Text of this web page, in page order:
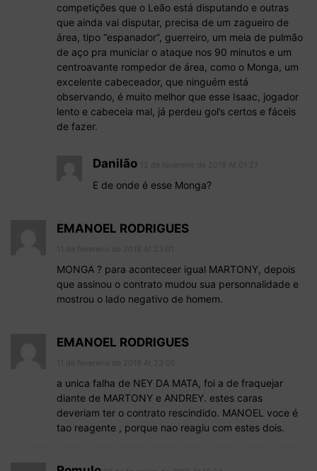
competições que o Leão está disputando e outras
que ainda vai disputar, precisa de um zagueiro de
área, tipo “espanador”, guerreiro, um meia de pulmão
de aço pra municiar o ataque nos 90 minutos e um
centroavante rompedor de área, como o Monga, um
excelente cabeceador, que ninguém está
observando, é muito melhor que esse Isaac, jogador
lento e cabeceia mal, já perdeu gol’s certos e fáceis
de fazer.
Danilão
E de onde é esse Monga?
EMANOEL RODRIGUES
MONGA ? para aconteceer igual MARTONY, depois
que assinou o contrato mudou sua personnalidade e
mostrou o lado negativo de homem.
EMANOEL RODRIGUES
a unica falha de NEY DA MATA, foi a de fraquejar
diante de MARTONY e ANDREY. estes caras
deveriam ter o contrato rescindido. MANOEL voce é
tao reagente , porque nao reagiu com estes dois.